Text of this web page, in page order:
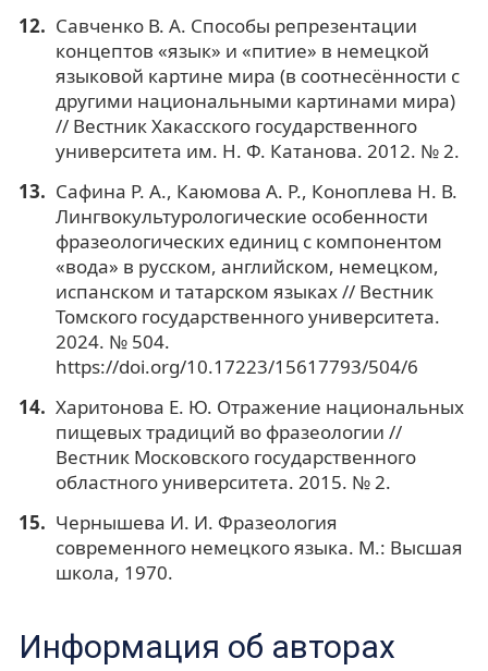
Савченко В. А. Способы репрезентации
концептов «язык» и «питие» в немецкой
языковой картине мира (в соотнесённости с
другими национальными картинами мира)
// Вестник Хакасского государственного
университета им. Н. Ф. Катанова. 2012. № 2.
Сафина Р. А., Каюмова А. Р., Коноплева Н. В.
Лингвокультурологические особенности
фразеологических единиц с компонентом
«вода» в русском, английском, немецком,
испанском и татарском языках // Вестник
Томского государственного университета.
2024. № 504.
https://doi.org/10.17223/15617793/504/6
Харитонова Е. Ю. Отражение национальных
пищевых традиций во фразеологии //
Вестник Московского государственного
областного университета. 2015. № 2.
Чернышева И. И. Фразеология
современного немецкого языка. М.: Высшая
школа, 1970.
Информация об авторах